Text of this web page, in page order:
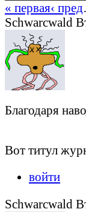
« первая‹ пред
Schwarcwald
Благодаря
Вот титул
войти
Schwarcwald